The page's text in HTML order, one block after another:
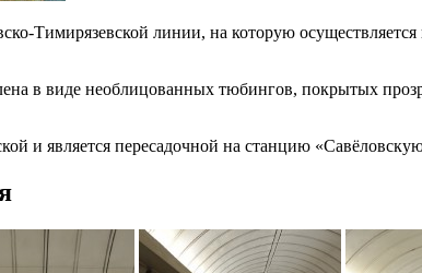
Тимирязевской линии, на которую
в виде необлицованных тюбингов, покрытых
и является пересадочной на станцию